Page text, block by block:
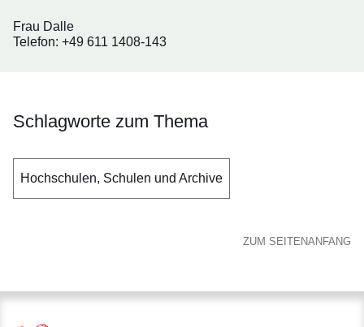
Frau Dalle
Telefon: +49 611 1408-143
Schlagworte zum Thema
Hochschulen, Schulen und Archive
ZUM SEITENANFANG